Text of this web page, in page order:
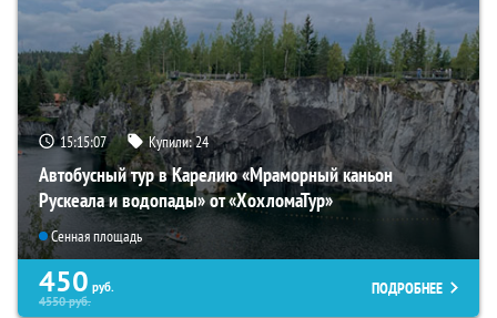
15:15:06 Купили:24
Автобусный тур в Карелию «Мраморный каньон
Рускеала и водопады» от «ХохломаТур»
Сенная площадь
450 руб.
4550руб.
ПОДРОБНЕЕ